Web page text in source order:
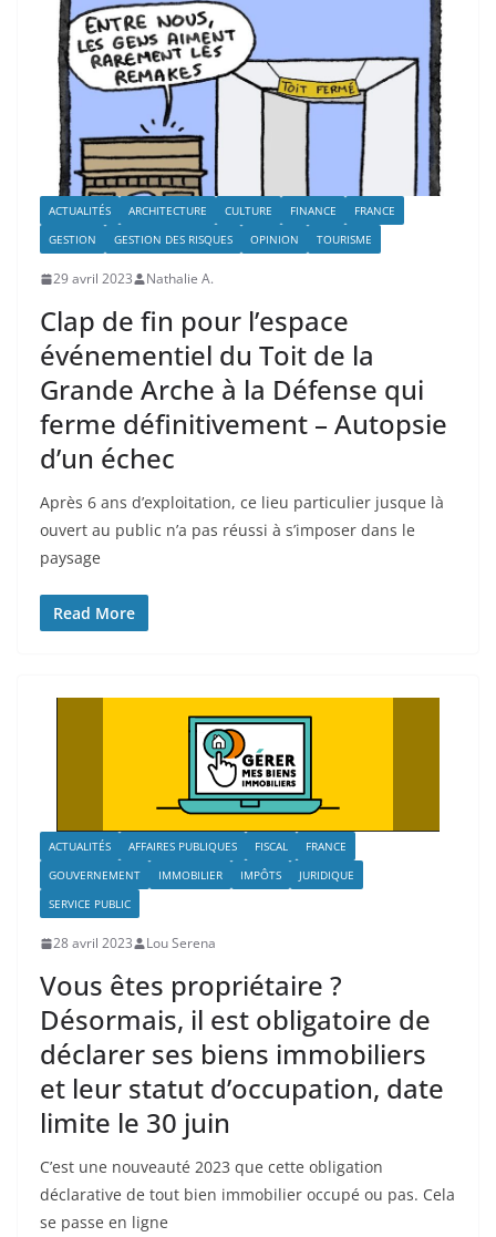
ACTUALITÉS ARCHITECTURE CULTURE FINANCE
FRANCE
GESTION
GESTION DES RISQUES OPINION TOURISME
29 avril 2023 Nathalie A.
Clap de fin pour l’espace
événementiel du Toit de la
Grande Arche à la Défense qui
ferme définitivement – Autopsie
d’un échec
Après 6 ans d’exploitation, ce lieu particulier jusque là
ouvert au public n’a pas réussi à s’imposer dans le
paysage
Read More
ACTUALITÉS AFFAIRES PUBLIQUES FISCAL
FRANCE
GOUVERNEMENT
IMMOBILIER IMPÔTS
JURIDIQUE
SERVICE PUBLIC
28 avril 2023 Lou Serena
Vous êtes propriétaire ?
Désormais, il est obligatoire de
déclarer ses biens immobiliers
et leur statut d’occupation, date
limite le 30 juin
C’est une nouveauté 2023 que cette obligation
déclarative de tout bien immobilier occupé ou pas. Cela
se passe en ligne